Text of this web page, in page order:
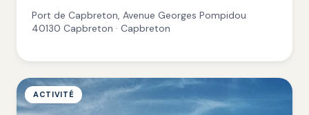
Port de Capbreton, Avenue Georges Pompidou
40130 Capbreton · Capbreton
ACTIVITÉ